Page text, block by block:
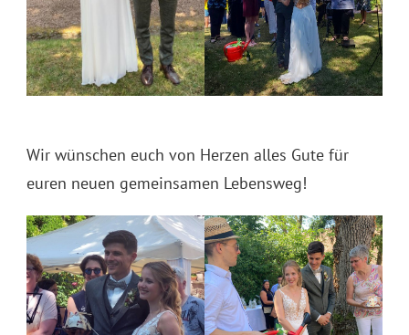
Wir wünschen euch von Herzen alles Gute für
euren neuen gemeinsamen Lebensweg!